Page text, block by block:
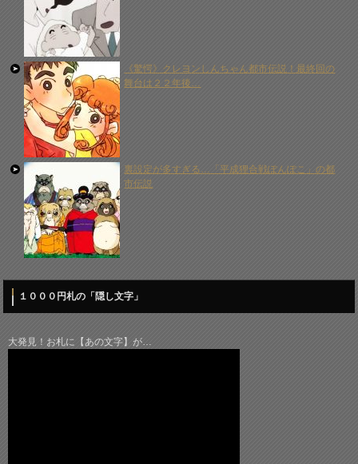
《驚愕》クレヨンしんちゃん都市伝説！最終回の
舞台は２２年後…
裏設定が多すぎる…「平成狸合戦ぽんぽこ」の都
市伝説
１０００円札の「隠し文字」
大発見！お札に【あの文字】が…